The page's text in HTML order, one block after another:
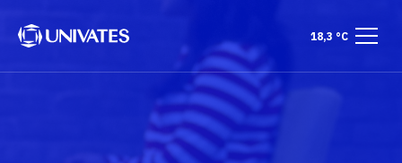
18,3 °C